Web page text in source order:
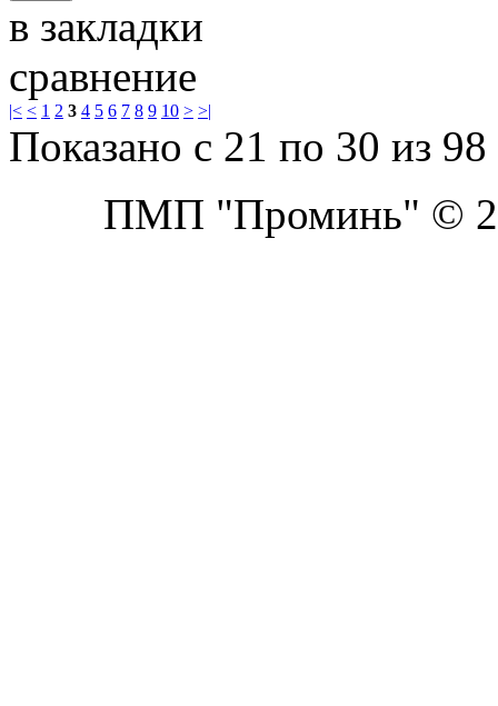
в закладки
сравнение
|< < 1 2 3 4 5 6 7 8 9 10 > >|
Показано с 21 по 30 из
ПМП "Проминь" ©